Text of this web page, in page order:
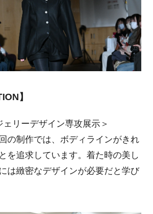
】
ェリーデザイン専攻展示＞
の制作では、ボディラインがきれ
を追求しています。着た時の美し
は緻密なデザインが必要だと学び